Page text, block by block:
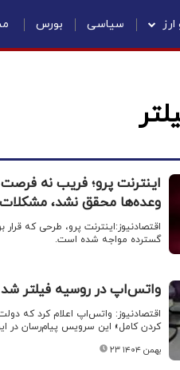
سیاسی بورس
اینترنت پرو؛ فریب نه
وعده‌ها محقق نشد،
اقتصادنیوز:اینترنت پرو، طرحی که
گسترده مواجه شده است.
واتس‌اپ در روسیه فیلتر شد
اقتصادنیوز: واتس‌اپ اعلام کرد که
کردن کامل» این سرویس پیام‌رسان در
۲۳ بهمن ۱۴۰۴